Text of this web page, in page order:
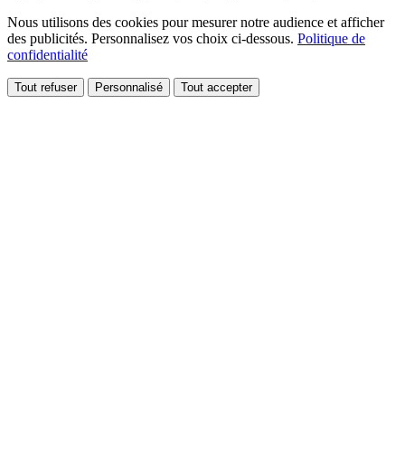
Nous utilisons des cookies pour mesurer notre audience et afficher
des publicités. Personnalisez vos choix ci-dessous. Politique de
confidentialité
Tout refuser Personnalisé Tout accepter